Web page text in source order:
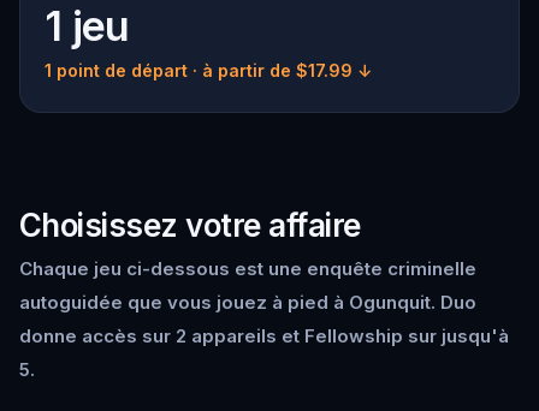
1 jeu
1 point de départ · à partir de $17.99 ↓
Choisissez votre affaire
Chaque jeu ci-dessous est une enquête criminelle
autoguidée que vous jouez à pied à Ogunquit. Duo
donne accès sur 2 appareils et Fellowship sur jusqu'à
5.